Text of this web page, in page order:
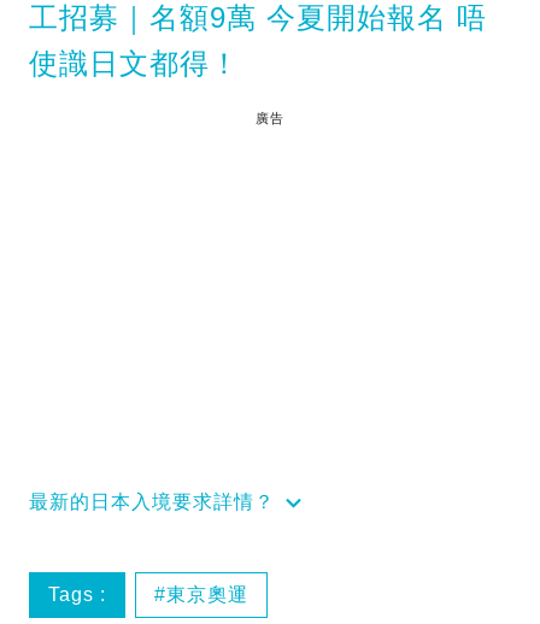
工招募｜名額9萬 今夏開始報名 唔
使識日文都得！
廣告
最新的日本入境要求詳情？
Tags : 東京奧運